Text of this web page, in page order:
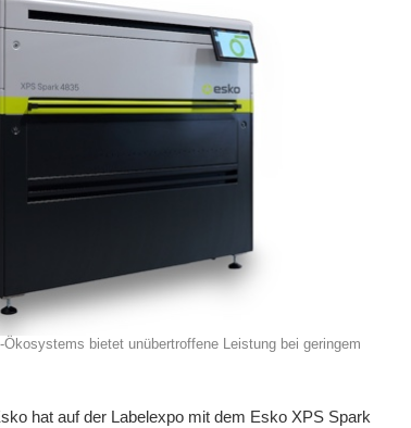
bietet unübertroffene Leistung bei geringem
hat auf der Labelexpo mit dem Esko XPS Spark